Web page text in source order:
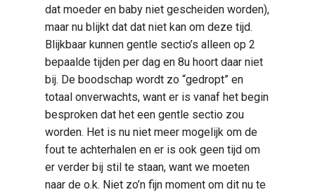
dat moeder en baby niet gescheiden worden),
maar nu blijkt dat dat niet kan om deze tijd.
Blijkbaar kunnen gentle sectio’s alleen op 2
bepaalde tijden per dag en 8u hoort daar niet
bij. De boodschap wordt zo “gedropt” en
totaal onverwachts, want er is vanaf het begin
besproken dat het een gentle sectio zou
worden. Het is nu niet meer mogelijk om de
fout te achterhalen en er is ook geen tijd om
er verder bij stil te staan, want we moeten
naar de o.k. Niet zo’n fijn moment om dit nu te